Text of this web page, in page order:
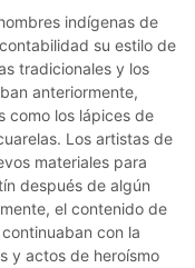
indígenas de
su estilo de
tradicionales y los
anteriormente,
como los lápices de
Los artistas de
materiales para
después de algún
el contenido de
con la
y actos de heroísmo